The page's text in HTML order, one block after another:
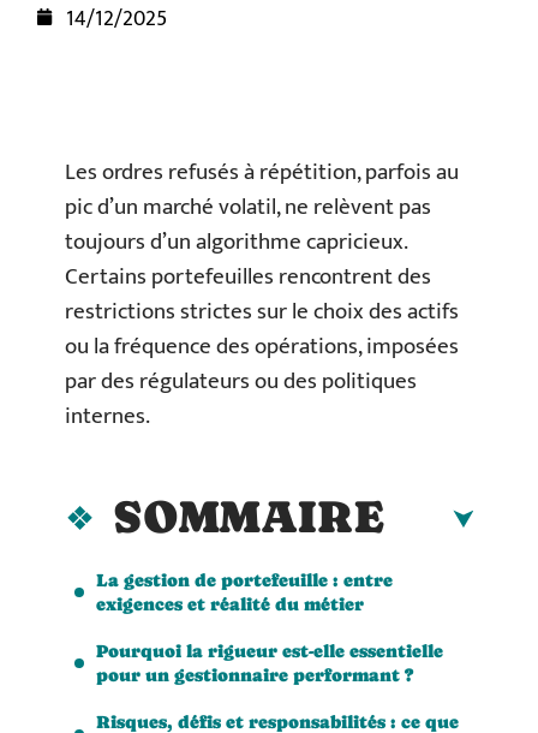
14/12/2025
Les ordres refusés à répétition, parfois au
pic d’un marché volatil, ne relèvent pas
toujours d’un algorithme capricieux.
Certains portefeuilles rencontrent des
restrictions strictes sur le choix des actifs
ou la fréquence des opérations, imposées
par des régulateurs ou des politiques
internes.
SOMMAIRE
La gestion de portefeuille : entre
exigences et réalité du métier
Pourquoi la rigueur est-elle essentielle
pour un gestionnaire performant ?
Risques, défis et responsabilités : ce que